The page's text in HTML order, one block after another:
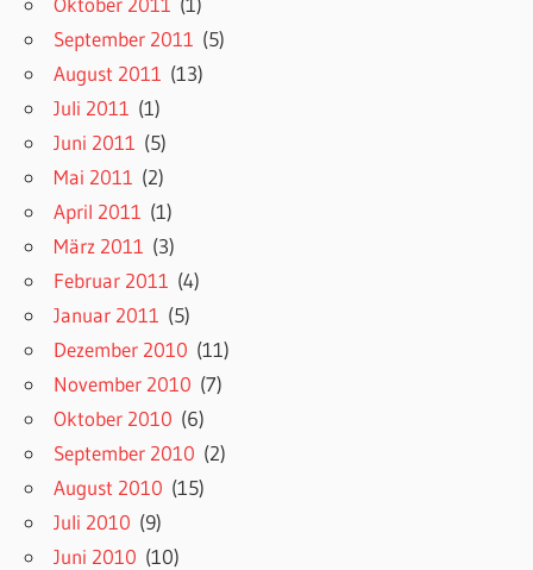
September 2011 (5)
August 2011 (13)
Juli 2011 (1)
Juni 2011 (5)
Mai 2011 (2)
April 2011 (1)
März 2011 (3)
Februar 2011 (4)
Januar 2011 (5)
Dezember 2010 (11)
November 2010 (7)
Oktober 2010 (6)
September 2010 (2)
August 2010 (15)
Juli 2010 (9)
Juni 2010 (10)